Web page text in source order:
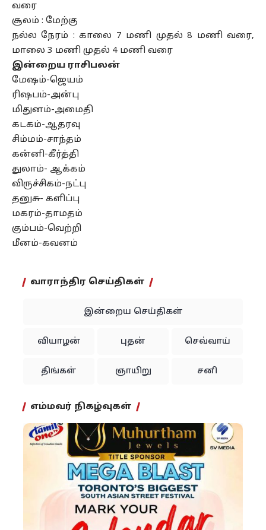
வரை
சூலம் : மேற்கு
நல்ல நேரம் : காலை 7 மணி முதல் 8 மணி வரை,
மாலை 3 மணி முதல் 4 மணி வரை
இன்றைய ராசிபலன்
மேஷம்-ஜெயம்
ரிஷபம்-அன்பு
மிதுனம்-அமைதி
கடகம்-ஆதரவு
சிம்மம்-சாந்தம்
கன்னி-கீர்த்தி
துலாம்- ஆக்கம்
விருச்சிகம்-நட்பு
தனுசு- களிப்பு
மகரம்-தாமதம்
கும்பம்-வெற்றி
மீனம்-கவனம்
வாராந்திர செய்திகள்
இன்றைய செய்திகள்
வியாழன் புதன் செவ்வாய்
திங்கள் ஞாயிறு சனி
எம்மவர் நிகழ்வுகள்